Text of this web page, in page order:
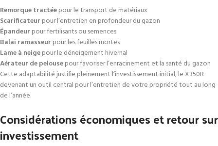
Remorque tractéepour le transport de matériaux
Scarificateur pour l’entretien en profondeur du gazon
Épandeur pour fertilisants ou semences
Balai ramasseur pour les feuilles mortes
Lame à neigepour le déneigement hivernal
Aérateur de pelousepour favoriser l’enracinement et la santé du gazon
Cette adaptabilité justifie pleinement l’investissement initial, le X350R
devenant un outil central pour l’entretien de votre propriété tout au long
de l’année.
Considérations économiques et retour sur
investissement